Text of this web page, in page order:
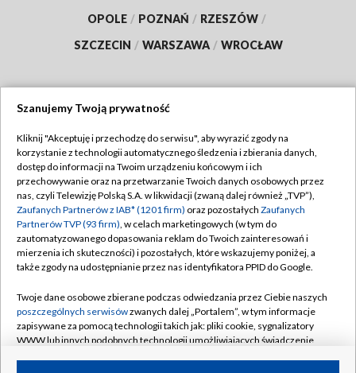
OPOLE / POZNAŃ / RZESZÓW /
SZCZECIN / WARSZAWA / WROCŁAW
TVP
Abonament TVP
Emisja w TVP
Centrum informacji TVP
Naziemna Telewizja Cyfrowa
Rada Programowa
System NOS
Informacje o nadawcy
Regulamin TVP
Polityka prywatności
Moje zgody
Pomoc
Kontakt
Kanały
Szanujemy Twoją prywatność
Kliknij "Akceptuję i przechodzę do serwisu", aby wyrazić zgody na
korzystanie z technologii automatycznego śledzenia i zbierania danych,
dostęp do informacji na Twoim urządzeniu końcowym i ich
przechowywanie oraz na przetwarzanie Twoich danych osobowych przez
nas, czyli Telewizję Polską S.A. w likwidacji (zwaną dalej również „TVP”),
Zaufanych Partnerów z IAB* (1201 firm) oraz pozostałych Zaufanych
Partnerów TVP (93 firm), w celach marketingowych (w tym do
zautomatyzowanego dopasowania reklam do Twoich zainteresowań i
mierzenia ich skuteczności) i pozostałych, które wskazujemy poniżej, a
także zgody na udostępnianie przez nas identyfikatora PPID do Google.
Twoje dane osobowe zbierane podczas odwiedzania przez Ciebie naszych
poszczególnych serwisówzwanych dalej „Portalem”, w tym informacje
zapisywane za pomocą technologii takich jak: pliki cookie, sygnalizatory
WWW lub innych podobnych technologii umożliwiających świadczenie